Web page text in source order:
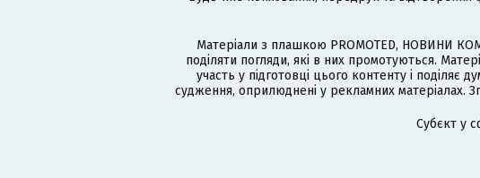
Матеріали з плашкою PROMOTED, НОВИНИ
поділяти погляди, які в них промотуються.
участь у підготовці цього контенту і поділяє
судження, оприлюднені у рекламних матеріалах.
Cубєкт у